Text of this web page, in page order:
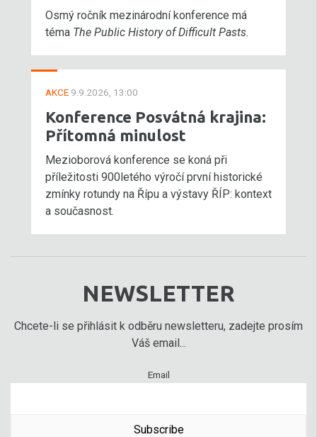
Osmý ročník mezinárodní konference má
téma The Public History of Difficult Pasts.
AKCE 9.9.2026, 13:00
Konference Posvátná krajina:
Přítomná minulost
Mezioborová konference se koná při
příležitosti 900letého výročí první historické
zmínky rotundy na Řípu a výstavy ŘÍP: kontext
a současnost.
NEWSLETTER
Chcete-li se přihlásit k odběru newsletteru, zadejte prosím
Váš email...
Email
Subscribe